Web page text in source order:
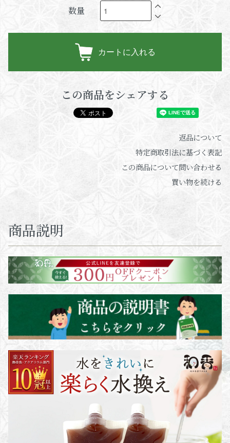
数量
カートに入れる
この商品をシェアする
返品について
特定商取引法に基づく表記
この商品について問い合わせる
買い物を続ける
商品説明